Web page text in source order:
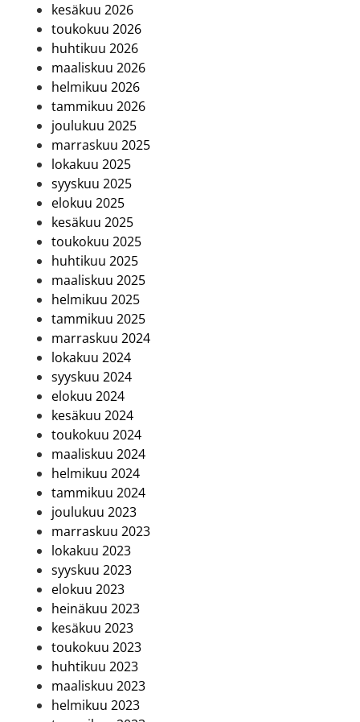
kesäkuu 2026
toukokuu 2026
huhtikuu 2026
maaliskuu 2026
helmikuu 2026
tammikuu 2026
joulukuu 2025
marraskuu 2025
lokakuu 2025
syyskuu 2025
elokuu 2025
kesäkuu 2025
toukokuu 2025
huhtikuu 2025
maaliskuu 2025
helmikuu 2025
tammikuu 2025
marraskuu 2024
lokakuu 2024
syyskuu 2024
elokuu 2024
kesäkuu 2024
toukokuu 2024
maaliskuu 2024
helmikuu 2024
tammikuu 2024
joulukuu 2023
marraskuu 2023
lokakuu 2023
syyskuu 2023
elokuu 2023
heinäkuu 2023
kesäkuu 2023
toukokuu 2023
huhtikuu 2023
maaliskuu 2023
helmikuu 2023